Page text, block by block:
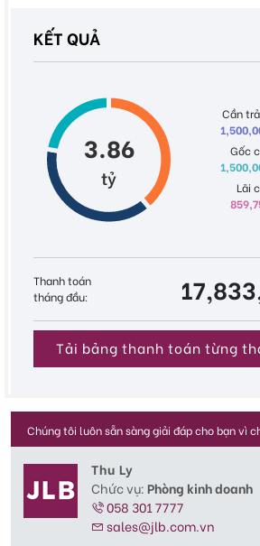
KẾT QUẢ
3.86
tỷ
Cần
Gốc
Lãi
Thanh toán
tháng đầu:
Tải bảng thanh toán từng
Chúng tôi luôn sẵn sàng giải đáp cho bạn vì
Thu Ly
Chức vụ:Phòng kinh doanh
058 301 7777
sales@jlb.com.vn